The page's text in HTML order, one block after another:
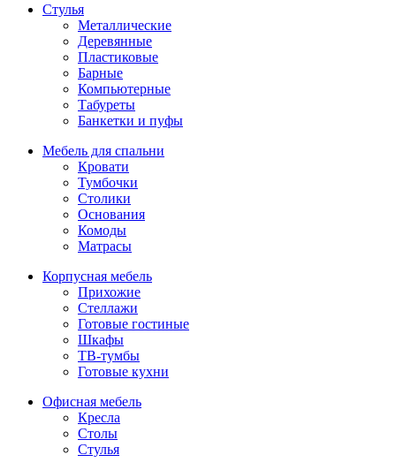
Стулья
Металлические
Деревянные
Пластиковые
Барные
Компьютерные
Табуреты
Банкетки и пуфы
Мебель для спальни
Кровати
Тумбочки
Столики
Основания
Комоды
Матрасы
Корпусная мебель
Прихожие
Стеллажи
Готовые гостиные
Шкафы
ТВ-тумбы
Готовые кухни
Офисная мебель
Кресла
Столы
Стулья